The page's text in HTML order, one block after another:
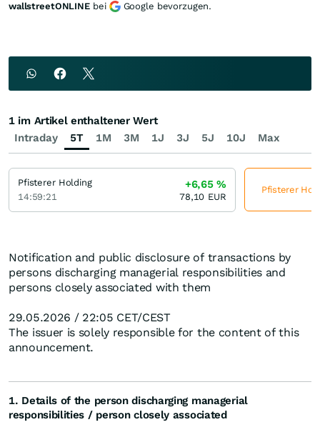
Notification and public disclosure of transactions by
persons discharging managerial responsibilities and
persons closely associated with them
29.05.2026 / 22:05 CET/CEST
The issuer is solely responsible for the content of this
announcement.
1. Details of the person discharging managerial
responsibilities / person closely associated
wallstreetONLINE bei Google bevorzugen.
Intraday 5T 1M 3M 1J 3J 5J 10J Max
1 im Artikel enthaltener Wert
Pfisterer Holding
14:59:21
+6,65%
78,10 EUR
Pfisterer